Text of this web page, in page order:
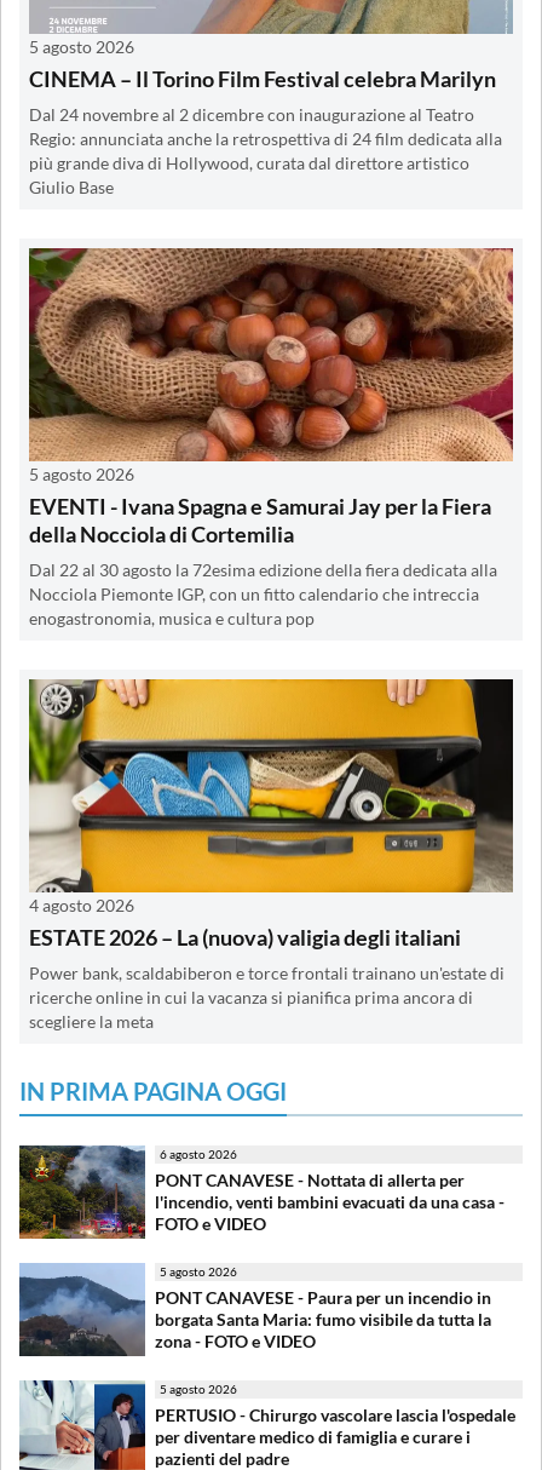
5 agosto 2026
CINEMA – Il Torino Film Festival celebra Marilyn
Dal 24 novembre al 2 dicembre con inaugurazione al Teatro
Regio: annunciata anche la retrospettiva di 24 film dedicata alla
più grande diva di Hollywood, curata dal direttore artistico
Giulio Base
5 agosto 2026
EVENTI - Ivana Spagna e Samurai Jay per la Fiera
della Nocciola di Cortemilia
Dal 22 al 30 agosto la 72esima edizione della fiera dedicata alla
Nocciola Piemonte IGP, con un fitto calendario che intreccia
enogastronomia, musica e cultura pop
4 agosto 2026
ESTATE 2026 – La (nuova) valigia degli italiani
Power bank, scaldabiberon e torce frontali trainano un'estate di
ricerche online in cui la vacanza si pianifica prima ancora di
scegliere la meta
IN PRIMA PAGINA OGGI
6 agosto 2026
PONT CANAVESE - Nottata di allerta per
l'incendio, venti bambini evacuati da una casa -
FOTO e VIDEO
5 agosto 2026
PONT CANAVESE - Paura per un incendio in
borgata Santa Maria: fumo visibile da tutta la
zona - FOTO e VIDEO
5 agosto 2026
PERTUSIO - Chirurgo vascolare lascia l'ospedale
per diventare medico di famiglia e curare i
pazienti del padre